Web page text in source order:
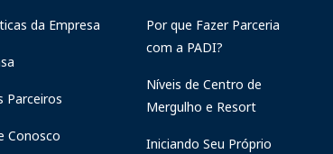
da Empresa
Parceiros
Conosco
Por que Fazer Parceria
com a PADI?
Níveis de Centro de
Mergulho e Resort
Iniciando Seu Próprio